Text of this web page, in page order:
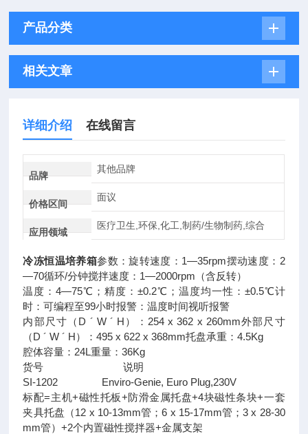
产品分类
相关文章
详细介绍 在线留言
品牌
其他品牌
价格区间
面议
应用领域
医疗卫生,环保,化工,制药/生物制药,综合
冷冻恒温培养箱参数：旋转速度：1—35rpm摆动速度：2
—70循环/分钟搅拌速度：1—2000rpm（含反转）
温度：4—75℃；精度：±0.2℃；温度均一性：±0.5℃计
时：可编程至99小时报警：温度时间视听报警
内部尺寸（D ´ W ´ H）：254 x 362 x 260mm外部尺寸
（D ´ W ´ H）：495 x 622 x 368mm托盘承重：4.5Kg
腔体容量：24L重量：36Kg
货号 说明
SI-1202 Enviro-Genie, Euro Plug,230V
标配=主机+磁性托板+防滑金属托盘+4块磁性条块+一套
夹具托盘（12 x 10-13mm管；6 x 15-17mm管；3 x 28-30
mm管）+2个内置磁性搅拌器+金属支架